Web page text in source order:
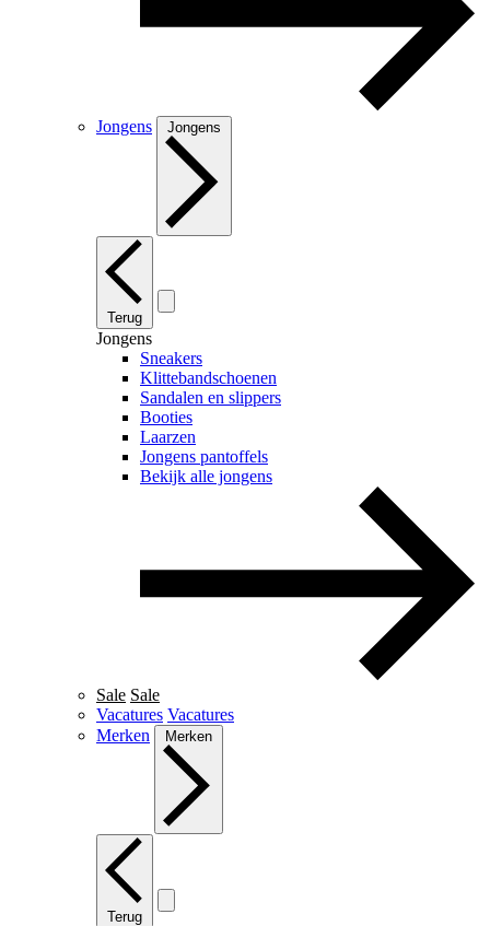
Jongens Jongens
Terug
Jongens
Sneakers
Klittebandschoenen
Sandalen en slippers
Booties
Laarzen
Jongens pantoffels
Bekijk alle jongens
Sale Sale
Vacatures Vacatures
Merken
Merken
Terug